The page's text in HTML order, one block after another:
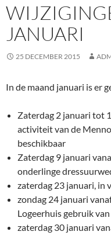
JANUARI
25 DECEMBER 2015
In de maand januari is er
Zaterdag 2 januari tot
activiteit van de
beschikbaar
Zaterdag 9 januari
onderlinge
zaterdag 23 januari, in
zondag 24 januari
Logeerhuis gebruik van
zaterdag 30 januari